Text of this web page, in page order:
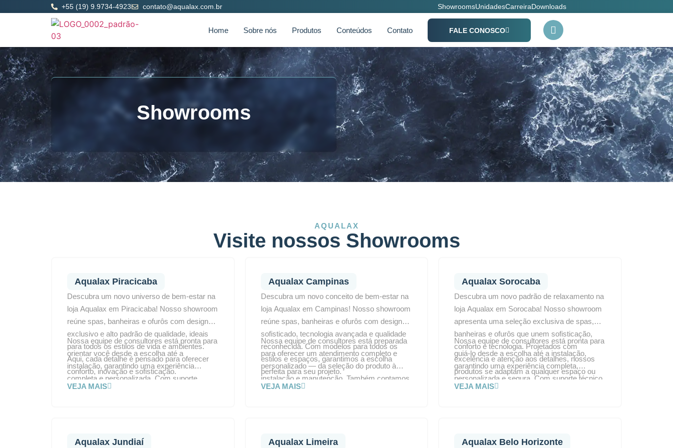
+55 (19) 9.9734-4923 contato@aqualax.com.br ShowroomsUnidadesCarreiraDownloads
Home Sobre nós Produtos Conteúdos Contato FALE CONOSCO
Showrooms
AQUALAX
Visite nossos Showrooms
Aqualax Piracicaba
Descubra um novo universo de bem-estar na
loja Aqualax em Piracicaba! Nosso showroom
reúne spas, banheiras e ofurôs com design
exclusivo e alto padrão de qualidade, ideais
para todos os estilos de vida e ambientes.
Aqui, cada detalhe é pensado para oferecer
conforto, inovação e sofisticação.
Nossa equipe de consultores está pronta para
orientar você desde a escolha até a
instalação, garantindo uma experiência
completa e personalizada. Com suporte
técnico no local, oferecemos atendimento ágil
VEJA MAIS
Aqualax Campinas
Descubra um novo conceito de bem-estar na
loja Aqualax em Campinas! Nosso showroom
reúne spas, banheiras e ofurôs com design
sofisticado, tecnologia avançada e qualidade
reconhecida. Com modelos para todos os
estilos e espaços, garantimos a escolha
perfeita para seu projeto.
Nossa equipe de consultores está preparada
para oferecer um atendimento completo e
personalizado — da seleção do produto à
instalação e manutenção. Também contamos
com suporte técnico no local para garantir
VEJA MAIS
Aqualax Sorocaba
Descubra um novo padrão de relaxamento na
loja Aqualax em Sorocaba! Nosso showroom
apresenta uma seleção exclusiva de spas,
banheiras e ofurôs que unem sofisticação,
conforto e tecnologia. Projetados com
excelência e atenção aos detalhes, nossos
produtos se adaptam a qualquer espaço ou
estilo de vida.
Nossa equipe de consultores está pronta para
guiá-lo desde a escolha até a instalação,
garantindo uma experiência completa,
personalizada e segura. Com suporte técnico
especializado no local, você terá todo o
VEJA MAIS
Aqualax Jundiaí Aqualax Limeira Aqualax Belo Horizonte